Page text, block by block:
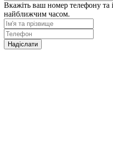
Вкажіть ваш номер телефону
найближчим часом.
Надіслати